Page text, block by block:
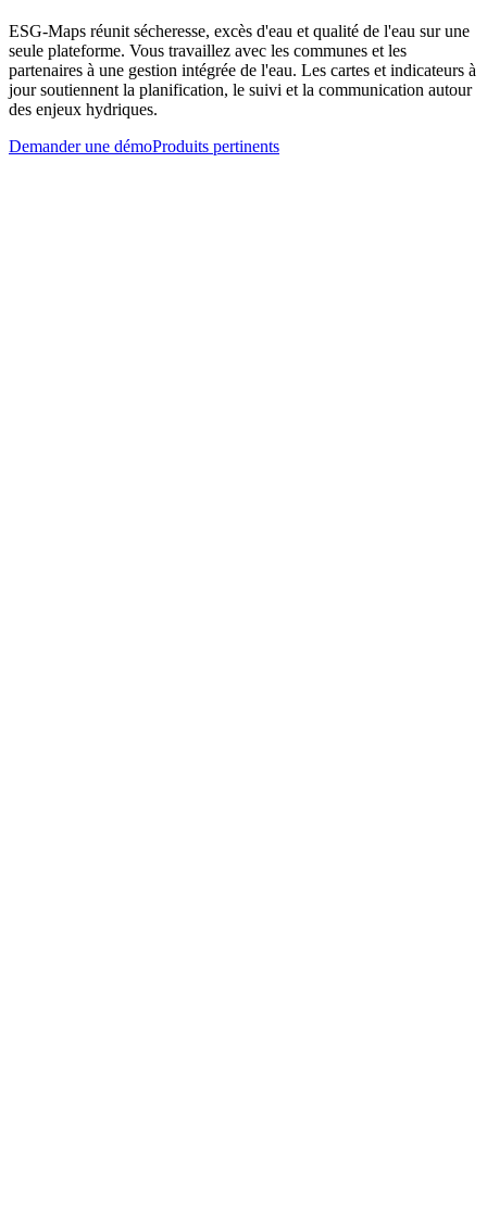
ESG-Maps réunit sécheresse, excès d'eau et qualité de l'eau sur une
seule plateforme. Vous travaillez avec les communes et les
partenaires à une gestion intégrée de l'eau. Les cartes et indicateurs à
jour soutiennent la planification, le suivi et la communication autour
des enjeux hydriques.
Demander une démoProduits pertinents